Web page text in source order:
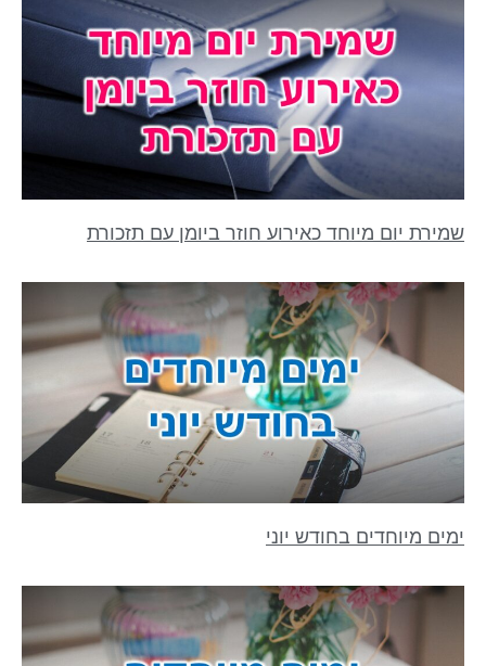
שמירת יום מיוחד כאירוע חוזר ביומן עם תזכורת
ימים מיוחדים בחודש יוני